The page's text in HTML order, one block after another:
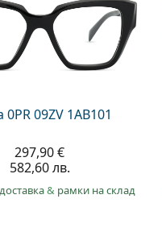
0PR 09ZV 1AB101
297,90 €
582,60 лв.
& рамки на склад